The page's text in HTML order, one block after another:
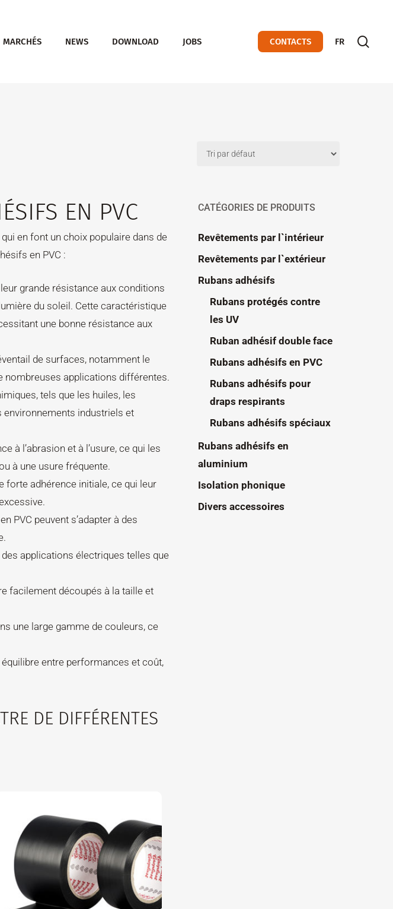
MARCHÉS NEWS DOWNLOAD JOBS CONTACTS FR
EN PVC
en font un choix populaire dans de
en PVC :
grande résistance aux conditions
du soleil. Cette caractéristique
une bonne résistance aux
de surfaces, notamment le
nombreuses applications différentes.
tels que les huiles, les
environnements industriels et
à l’abrasion et à l’usure, ce qui les
à une usure fréquente.
forte adhérence initiale, ce qui leur
PVC peuvent s’adapter à des
applications électriques telles que
facilement découpés à la taille et
une large gamme de couleurs, ce
entre performances et coût,
DE DIFFÉRENTES
CATÉGORIES DE PRODUITS
Revêtements par l`intérieur
Revêtements par l`extérieur
Rubans adhésifs
Rubans protégés contre
les UV
Ruban adhésif double face
Rubans adhésifs en PVC
Rubans adhésifs pour
draps respirants
Rubans adhésifs spéciaux
Rubans adhésifs en
aluminium
Isolation phonique
Divers accessoires